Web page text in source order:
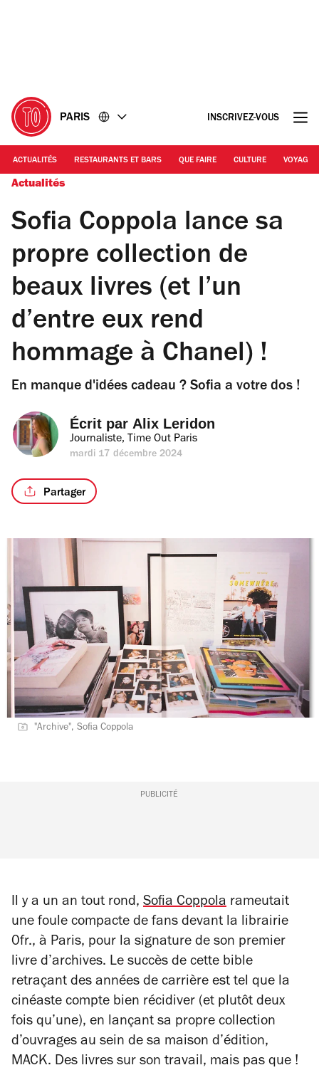
PARIS INSCRIVEZ-VOUS
ACTUALITÉS RESTAURANTS ET BARS QUE FAIRE CULTURE VOYAGE
Actualités
Sofia Coppola lance sa
propre collection de
beaux livres (et l’un
d’entre eux rend
hommage à Chanel) !
En manque d'idées cadeau ? Sofia a votre dos !
Écrit par Alix Leridon
Journaliste, Time Out Paris
mardi 17 décembre 2024
Partager
"Archive", Sofia Coppola
PUBLICITÉ
Il y a un an tout rond, Sofia Coppola rameutait
une foule compacte de fans devant la librairie
0fr., à Paris, pour la signature de son premier
livre d’archives. Le succès de cette bible
retraçant des années de carrière est tel que la
cinéaste compte bien récidiver (et plutôt deux
fois qu’une), en lançant sa propre collection
d’ouvrages au sein de sa maison d’édition,
MACK. Des livres sur son travail, mais pas que !